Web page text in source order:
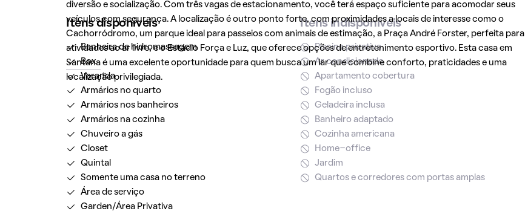
diversão e socialização. Com três vagas de estacionamento, você terá espaço suficiente para acomodar seus
veículos com segurança. A localização é outro ponto forte, com proximidades a locais de interesse como o
Cachorródromo, um parque ideal para passeios com animais de estimação, a Praça André Forster, perfeita para
atividades ao ar livre, e o Estádio Força e Luz, que oferece opções de entretenimento esportivo. Esta casa em
Santanaé uma excelente oportunidade para quem busca um lar que combine conforto, praticidades e uma
localização privilegiada.
Itens disponíveis
Banheira de hidromassagem
Box
Varanda
Armários no quarto
Armários nos banheiros
Armários na cozinha
Chuveiro a gás
Closet
Quintal
Somente uma casa no terreno
Área de serviço
Garden/Área Privativa
Itens indisponíveis
Piscina privativa
Ar condicionado
Apartamento cobertura
Fogão incluso
Geladeira inclusa
Banheiro adaptado
Cozinha americana
Home-office
Jardim
Quartos e corredores com portas amplas